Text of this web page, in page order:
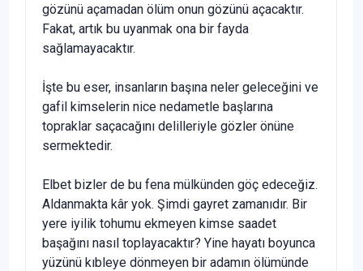
gözünü açamadan ölüm onun gözünü açacaktır.
Fakat, artık bu uyanmak ona bir fayda
sağlamayacaktır.
İşte bu eser, insanların başına neler geleceğini ve
gafil kimselerin nice nedametle başlarına
topraklar saçacağını delilleriyle gözler önüne
sermektedir.
Elbet bizler de bu fena mülkünden göç edeceğiz.
Aldan­makta kâr yok. Şimdi gayret zamanıdır. Bir
yere iyilik to­humu ekmeyen kimse saadet
başağını nasıl toplayacaktır? Yine hayatı boyunca
yüzünü kıbleye dönmeyen bir adamın ölümünde